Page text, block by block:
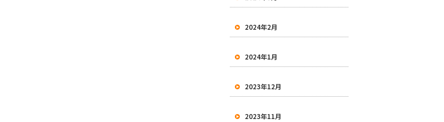
2024年2月
2024年1月
2023年12月
2023年11月